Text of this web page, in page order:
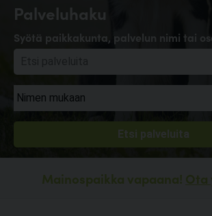
Palveluhaku
Syötä paikkakunta, palvelun nimi tai
Mainospaikka vapaana! Ota